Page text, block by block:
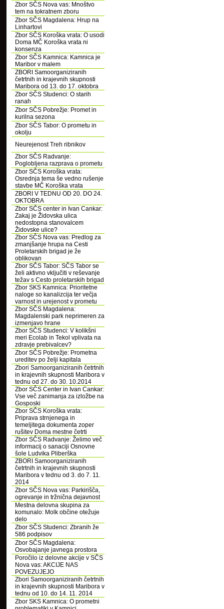
Zbor SČS Nova vas: Mnoštvo
tem na tokratnem zboru
Zbor SČS Magdalena: Hrup na
Linhartovi
Zbor SČS Koroška vrata: O usodi
Doma MČ Koroška vrata ni
konsenza
Zbor SČS Kamnica: Kamnica je
Maribor v malem
ZBORI Samoorganiziranih
četrtnih in krajevnih skupnosti
Maribora od 13. do 17. oktobra
Zbor SČS Studenci: O starih
ranah
Zbor SČS Pobrežje: Promet in
kurilna sezona
Zbor SČS Tabor: O prometu in
okolju
Neurejenost Treh ribnikov
Zbor SČS Radvanje:
Poglobljena razprava o prometu
Zbor SČS Koroška vrata:
Osrednja tema še vedno rušenje
stavbe MČ Koroška vrata
ZBORI V TEDNU OD 20. DO 24.
OKTOBRA
Zbor SČS center in Ivan Cankar:
Zakaj je Židovska ulica
nedostopna stanovalcem
Židovske ulice?
Zbor SČS Nova vas: Predlog za
zmanjšanje hrupa na Cesti
Proletarskih brigad je že
oblikovan
Zbor SČS Tabor: SČS Tabor se
želi aktivno vključiti v reševanje
težav s Cesto proletarskih brigad
Zbor SKS Kamnica: Prioritetne
naloge so kanalizcija ter večja
varnost in urejenost v prometu
Zbor SČS Magdalena:
Magdalenski park neprimeren za
izmenjavo hrane
Zbor SČS Studenci: V kolikšni
meri Ecolab in Tekol vplivata na
zdravje prebivalcev?
Zbor SČS Pobrežje: Prometna
ureditev po želji kapitala
Zbori Samoorganiziranih četrtnih
in krajevnih skupnosti Maribora v
tednu od 27. do 30. 10.2014
Zbor SČS Center in Ivan Cankar:
Vse več zanimanja za izložbe na
Gosposki
Zbor SČS Koroška vrata:
Priprava strnjenega in
temeljitega dokumenta zoper
rušitev Doma mestne četrti
Zbor SČS Radvanje: Želimo več
informacij o sanaciji Osnovne
šole Ludvika Pliberška
ZBORI Samoorganiziranih
četrtnih in krajevnih skupnosti
Maribora v tednu od 3. do 7. 11.
2014
Zbor SČS Nova vas: Parkirišča,
ogrevanje in tržnična dejavnost
Mestna delovna skupina za
komunalo: Molk občine otežuje
delo
Zbor SČS Studenci: Zbranih že
586 podpisov
Zbor SČS Magdalena:
Osvobajanje javnega prostora
Poročilo iz delovne akcije v SČS
Nova vas: AKCIJE NAS
POVEZUJEJO
Zbori Samoorganiziranih četrtnih
in krajevnih skupnosti Maribora v
tednu od 10. do 14. 11. 2014
Zbor SKS Kamnica: O prometni